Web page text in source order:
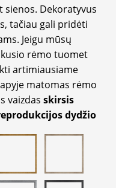
Dekoratyvus
tačiau gali pridėti
Jeigu mūsų
rėmo tuomet
artimiausiame
matomas rėmo
vaizdas skirsis
dydžio